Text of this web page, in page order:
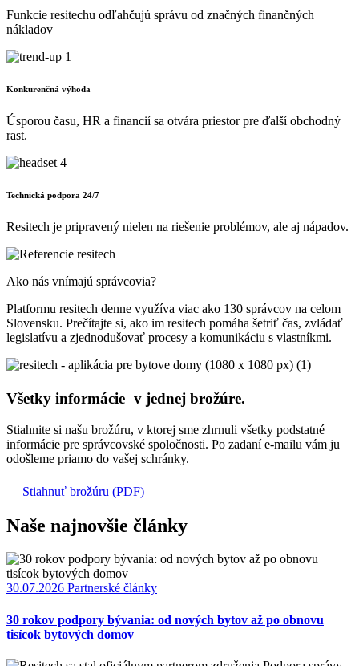
Funkcie resitechu odľahčujú správu od značných finančných
nákladov
Konkurenčná výhoda
Úsporou času, HR a financií sa otvára priestor pre ďalší obchodný
rast.
Technická podpora 24/7
Resitech je pripravený nielen na riešenie problémov, ale aj nápadov.
Ako nás vnímajú správcovia?
Platformu resitech denne využíva viac ako 130 správcov na celom
Slovensku. Prečítajte si, ako im resitech pomáha šetriť čas, zvládať
legislatívu a zjednodušovať procesy a komunikáciu s vlastníkmi.
Všetky informácie v jednej brožúre.
Stiahnite si našu brožúru, v ktorej sme zhrnuli všetky podstatné
informácie pre správcovské spoločnosti. Po zadaní e-mailu vám ju
odošleme priamo do vašej schránky.
Stiahnuť brožúru (PDF)
Naše najnovšie články
30.07.2026 Partnerské články
30 rokov podpory bývania: od nových bytov až po obnovu
tisícok bytových domov